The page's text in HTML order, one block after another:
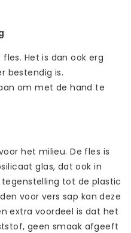
Het is dan ook erg
bestendig is.
om met de hand te
het milieu. De fles is
glas, dat ook in
tot de plastic
voor vers sap kan deze
extra voordeel is dat het
geen smaak afgeeft